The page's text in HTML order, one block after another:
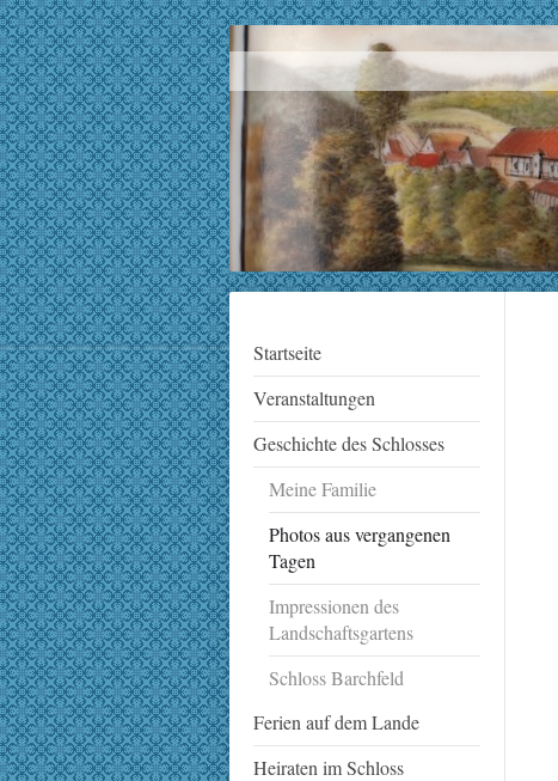
Startseite
Veranstaltungen
Geschichte des Schlosses
Meine Familie
Photos aus vergangenen
Tagen
Impressionen des
Landschaftsgartens
Schloss Barchfeld
Ferien auf dem Lande
Heiraten im Schloss